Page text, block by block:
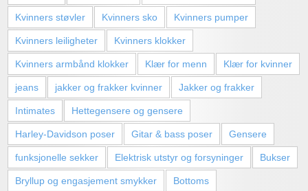
Kvinners støvler Kvinners sko Kvinners pumper
Kvinners leiligheter Kvinners klokker
Kvinners armbånd klokker Klær for menn Klær for kvinner
jeans jakker og frakker kvinner Jakker og frakker
Intimates Hettegensere og gensere
Harley-Davidson poser Gitar & bass poser Gensere
funksjonelle sekker Elektrisk utstyr og forsyninger Bukser
Bryllup og engasjement smykker Bottoms